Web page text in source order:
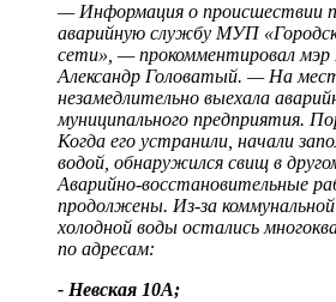
— Информация о происшествии
аварийную службу МУП
сети», — прокомментировал
Александр Головатый. — На
незамедлительно выехала
муниципального предприятия.
Когда его устранили, начали
водой, обнаружился свищ в
Аварийно-восстановительные
продолжены. Из-за коммунальной
холодной воды остались
по адресам:
- Невская 10А;